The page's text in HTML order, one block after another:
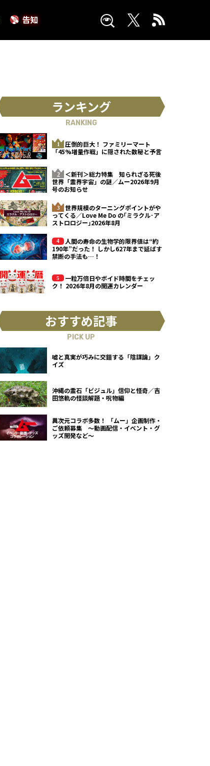
告知
ランキング
RANKING
圧倒的巨大！ ファミリーマート
「45%増量作戦」に隠された数秘と予言
＜新刊＞総力特集 知られざる死後
世界「霊界宇宙」の謎／ムー2026年9月
号のお知らせ
世界規模のターニングポイントがや
ってくる／Love Me Do の｢ミラクル･ア
ストロロジー｣2026年8月
人間の寿命の生物学的限界値は“約
190年”だった！ しかし627年まで延ばす
禁断の手法も…！
一粒万倍日やボイド時間をチェッ
ク！ 2026年8月の開運カレンダー
おすすめ記事
PICK UP
嘘と真実が巧みに交錯する「陰謀論」ク
イズ
沖縄の霊石「ビジュル」信仰と怪奇／吉
田悠軌の怪談解題・呪物編
異次元コラボ多数！ 「ムー」企画制作・
ご依頼募集 ～動画配信・イベント・グ
ッズ開発など～